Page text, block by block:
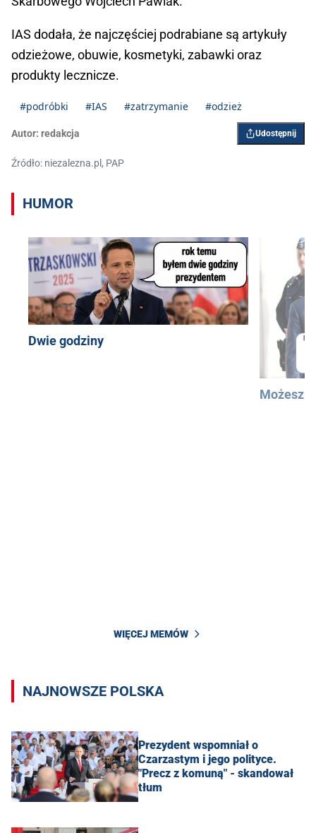
IAS dodała, że najczęściej podrabiane są artykuły
odzieżowe, obuwie, kosmetyki, zabawki oraz
produkty lecznicze.
#podróbki #IAS #zatrzymanie #odzież
Autor: redakcja Udostępnij
Źródło: niezalezna.pl, PAP
HUMOR
Dwie godziny
Możesz
WIĘCEJ MEMÓW
NAJNOWSZE POLSKA
Prezydent wspomniał o
Czarzastym i jego polityce.
"Precz z komuną" - skandował
tłum